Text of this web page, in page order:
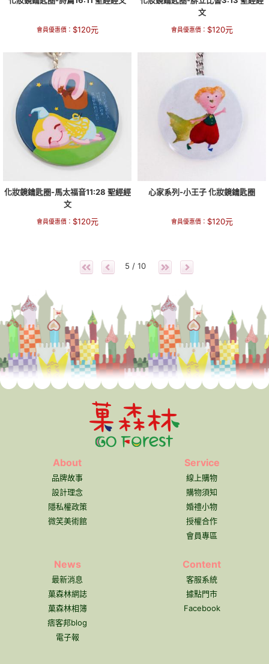
會員優惠價： $120元
文
會員優惠價： $120元
化妝鏡鑰匙圈-馬太福音11:28 聖經經
文
會員優惠價： $120元
心家系列-小王子 化妝鏡鑰匙圈
會員優惠價： $120元
5 / 10
About
品牌故事
設計理念
隱私權政策
微笑美術館
Service
線上購物
購物須知
婚禮小物
授權合作
會員專區
News
最新消息
菓森林網誌
菓森林相簿
痞客邦blog
電子報
Content
客服系統
據點門市
Facebook